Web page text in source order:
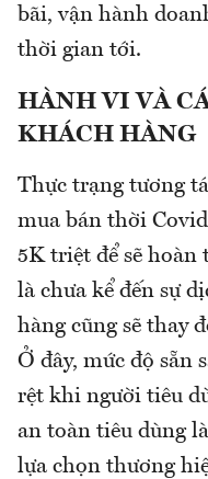
bãi, vận hành
thời gian tới.
HÀNH VI VÀ
KHÁCH HÀNG
Thực trạng tương
mua bán thời
5K triệt để sẽ hoàn
là chưa kể đến sự
hàng cũng sẽ thay
Ở đây, mức độ sẵn
rệt khi người tiêu
an toàn tiêu dùng
lựa chọn thương